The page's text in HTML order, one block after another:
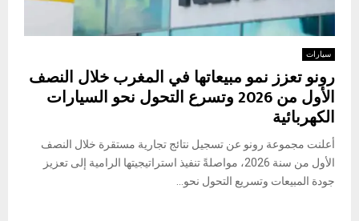
سيارات
رونو تعزز نمو مبيعاتها في المغرب خلال النصف
الأول من 2026 وتسرع التحول نحو السيارات
الكهربائية
أعلنت مجموعة رونو عن تسجيل نتائج تجارية مستقرة خلال النصف
الأول من سنة 2026، مواصلةً تنفيذ استراتيجيتها الرامية إلى تعزيز
جودة المبيعات وتسريع التحول نحو...